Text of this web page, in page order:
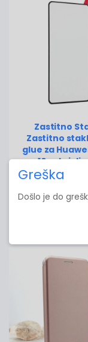
Zastitno
Zastitno
glue za
10
1,228.00
Greška
Došlo je do